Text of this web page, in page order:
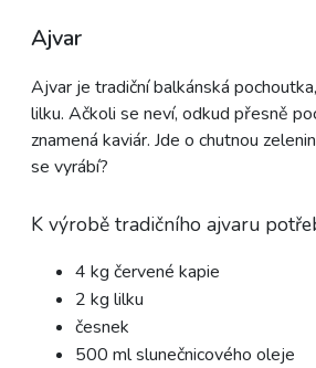
Ajvar
Ajvar je tradiční balkánská
lilku. Ačkoli se neví, odkud přesně
znamená kaviár. Jde o chutnou
se vyrábí?
K výrobě tradičního ajvaru
4 kg červené kapie
2 kg lilku
česnek
500 ml slunečnicového oleje